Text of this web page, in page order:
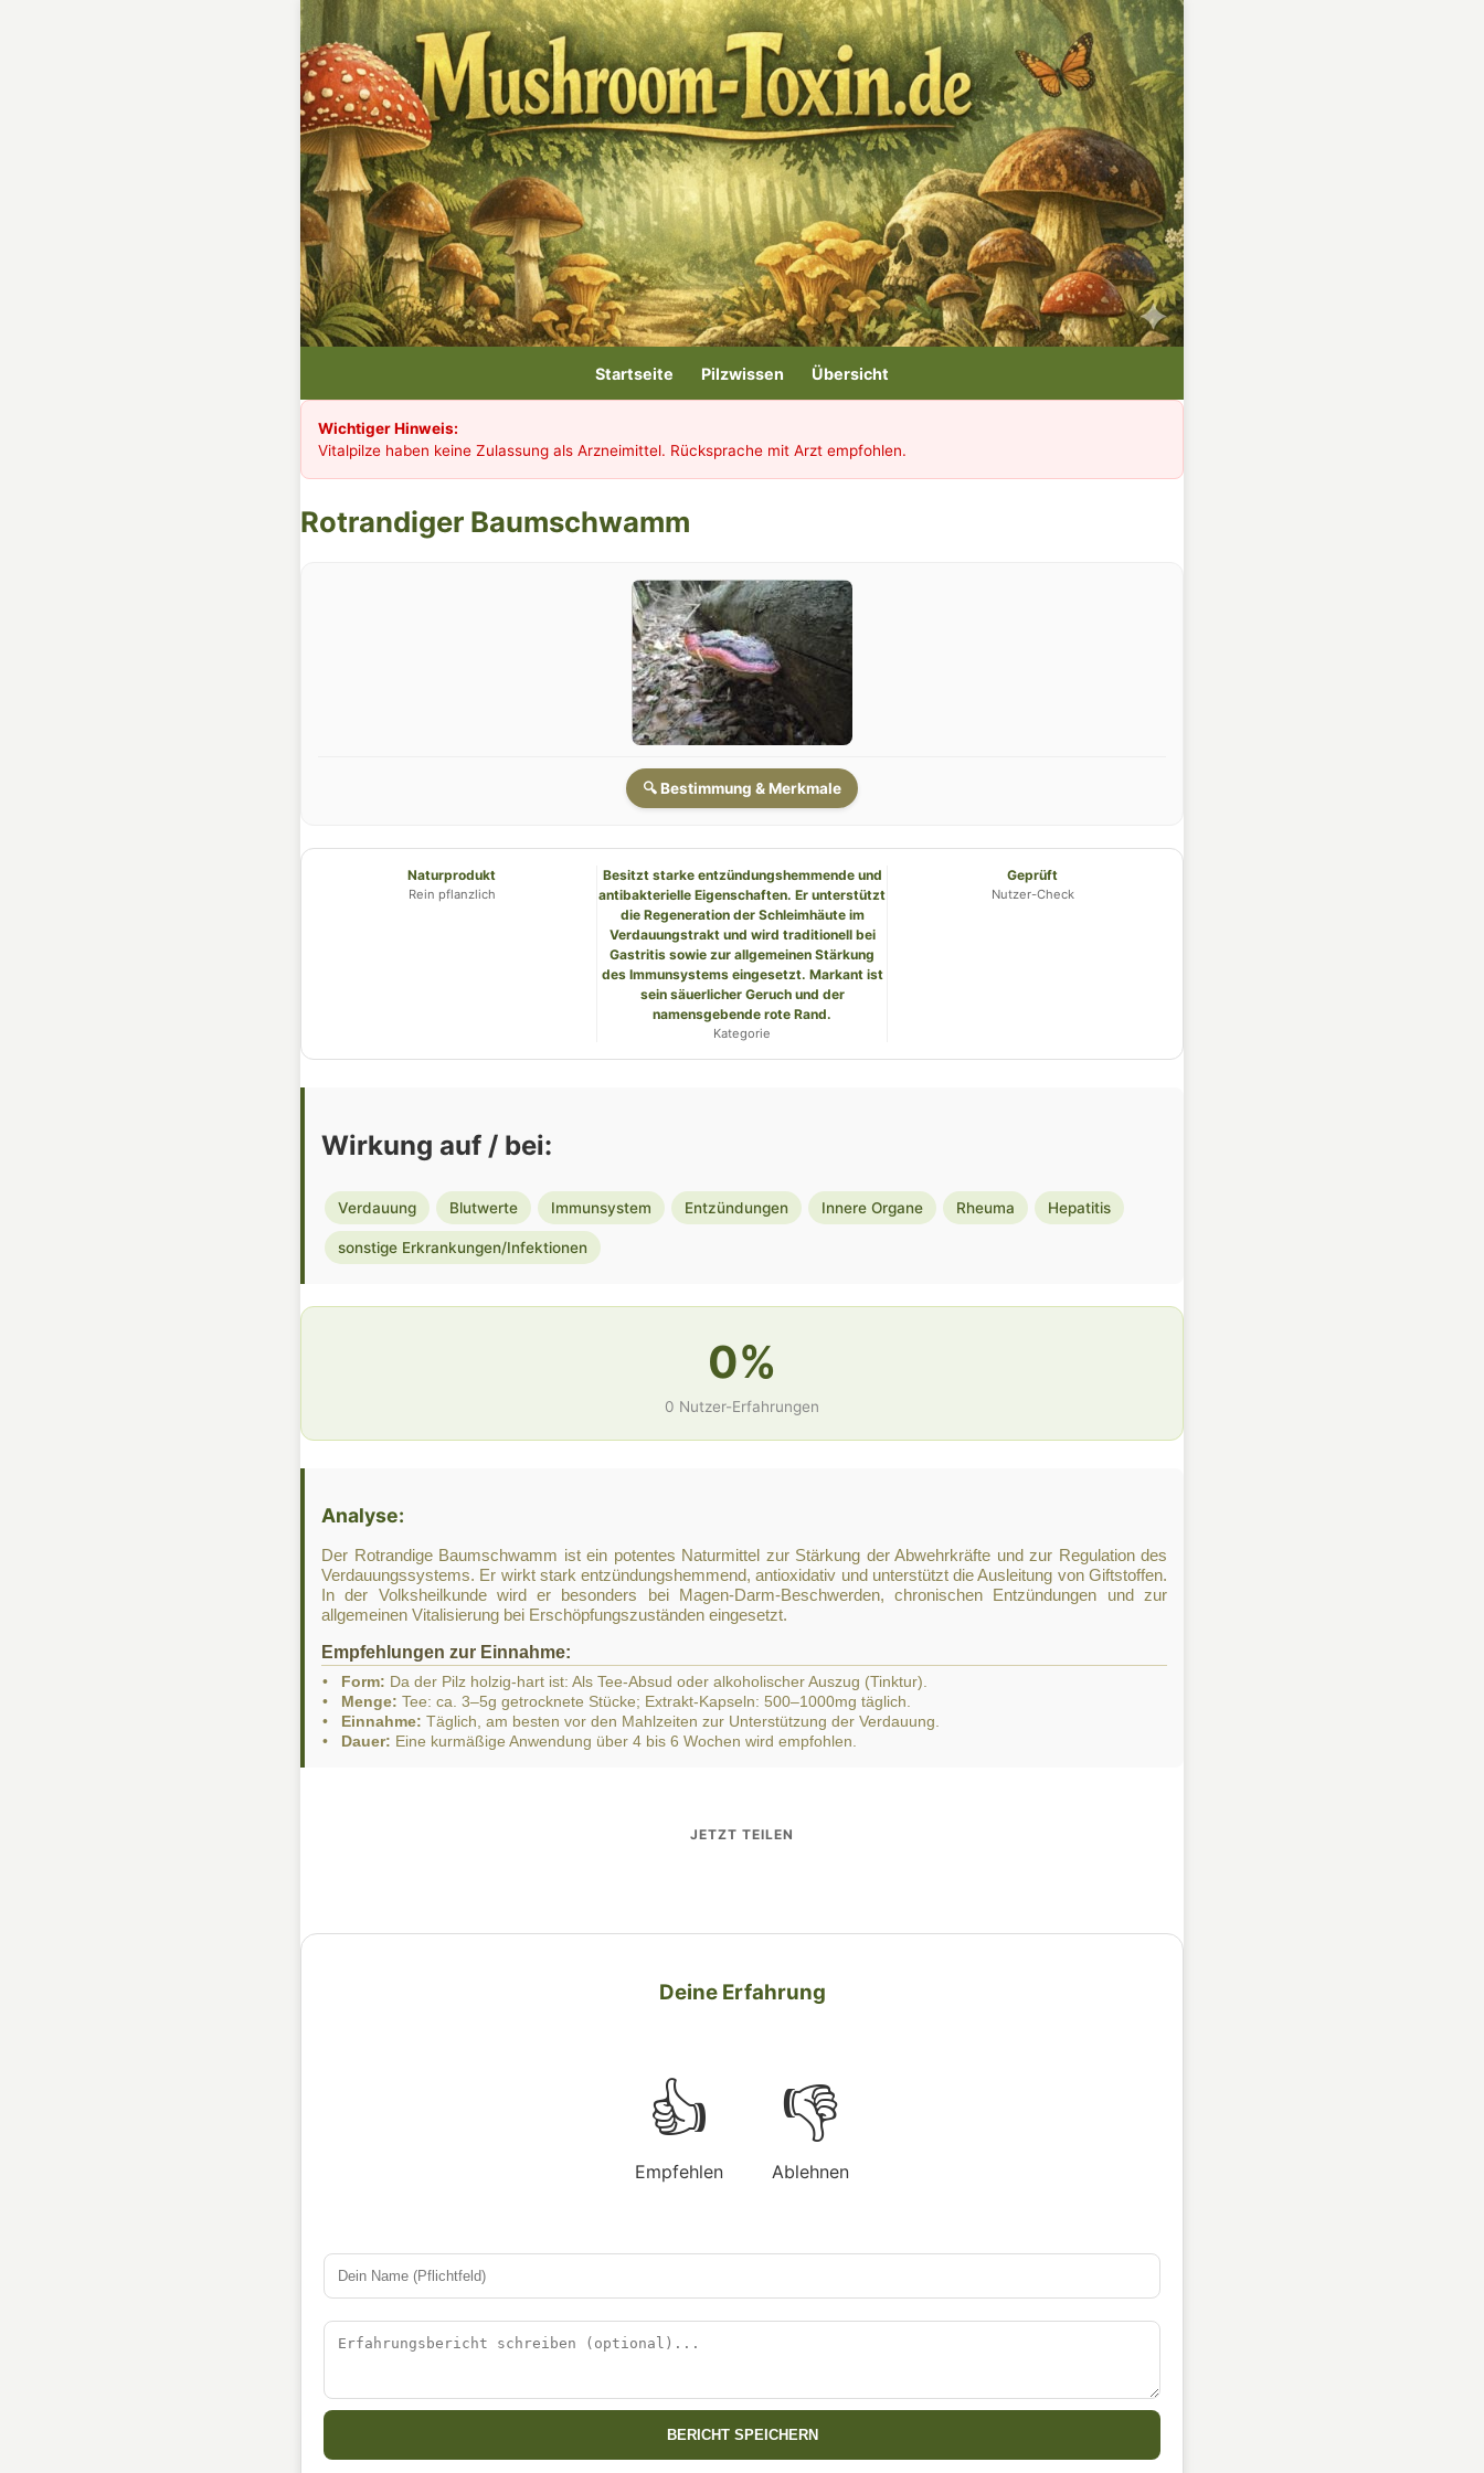
Startseite Pilzwissen Übersicht
Wichtiger Hinweis:
Vitalpilze haben keine Zulassung als Arzneimittel. Rücksprache mit Arzt empfohlen.
Rotrandiger Baumschwamm
🔍 Bestimmung & Merkmale
Naturprodukt
Rein pflanzlich
Besitzt starke entzündungshemmende und
antibakterielle Eigenschaften. Er unterstützt
die Regeneration der Schleimhäute im
Verdauungstrakt und wird traditionell bei
Gastritis sowie zur allgemeinen Stärkung
des Immunsystems eingesetzt. Markant ist
sein säuerlicher Geruch und der
namensgebende rote Rand.
Kategorie
Geprüft
Nutzer-Check
Wirkung auf / bei:
Verdauung Blutwerte Immunsystem Entzündungen Innere Organe Rheuma Hepatitis
sonstige Erkrankungen/Infektionen
0%
0 Nutzer-Erfahrungen
Analyse:
Der Rotrandige Baumschwamm ist ein potentes Naturmittel zur Stärkung der Abwehrkräfte und zur Regulation des
Verdauungssystems. Er wirkt stark entzündungshemmend, antioxidativ und unterstützt die Ausleitung von Giftstoffen.
In der Volksheilkunde wird er besonders bei Magen-Darm-Beschwerden, chronischen Entzündungen und zur
allgemeinen Vitalisierung bei Erschöpfungszuständen eingesetzt.
Empfehlungen zur Einnahme:
• Form: Da der Pilz holzig-hart ist: Als Tee-Absud oder alkoholischer Auszug (Tinktur).
•
Menge: Tee: ca. 3–5g getrocknete Stücke; Extrakt-Kapseln: 500–1000mg täglich.
•
Einnahme: Täglich, am besten vor den Mahlzeiten zur Unterstützung der Verdauung.
•
Dauer: Eine kurmäßige Anwendung über 4 bis 6 Wochen wird empfohlen.
JETZT TEILEN
Deine Erfahrung
👍
Empfehlen
👎
Ablehnen
BERICHT SPEICHERN